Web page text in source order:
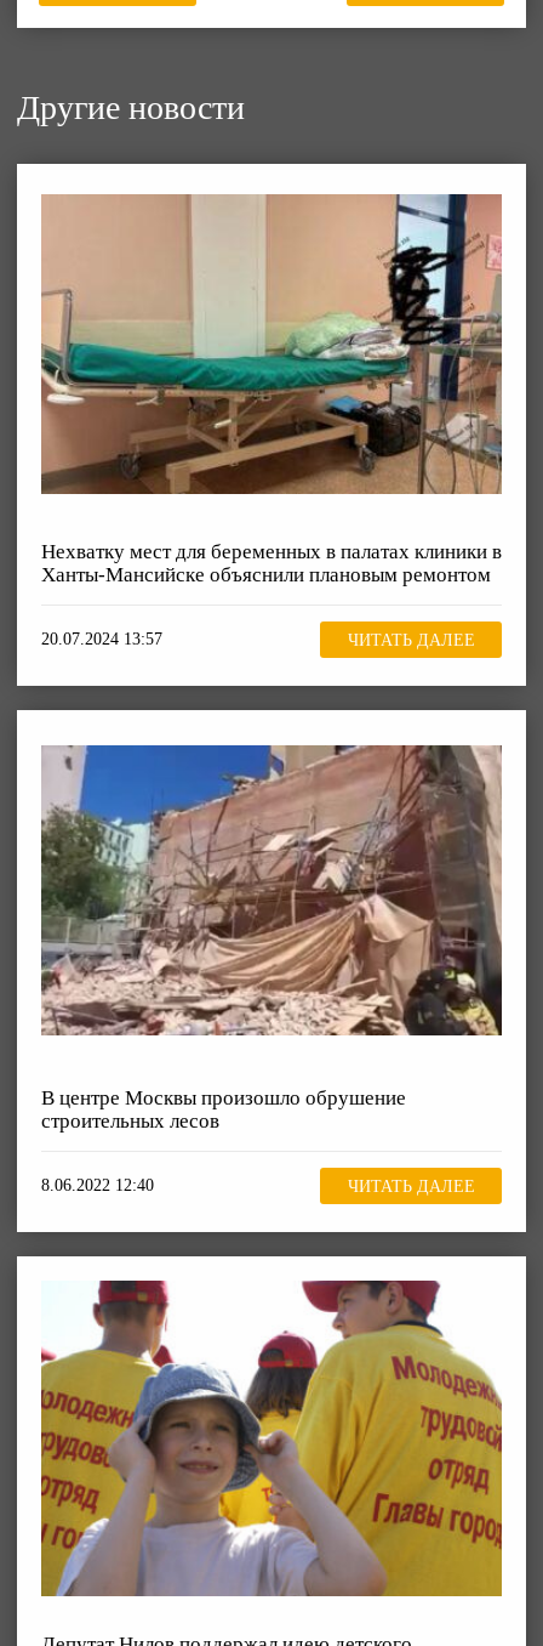
Другие новости
Нехватку мест для беременных в палатах клиники в
Ханты-Мансийске объяснили плановым ремонтом
20.07.2024 13:57 ЧИТАТЬ ДАЛЕЕ
В центре Москвы произошло обрушение
строительных лесов
8.06.2022 12:40 ЧИТАТЬ ДАЛЕЕ